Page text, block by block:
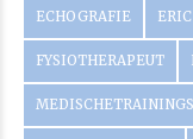
ECHOGRAFIE
FYSIOTHERAPEUT